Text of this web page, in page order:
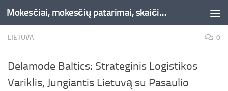
Skip to content Mokesčiai, mokesčių patarimai, skaičiuoklės, straipsniai -Liepaja.lt
LIETUVA 0
Delamode Baltics: Strateginis Logistikos
Variklis, Jungiantis Lietuvą su Pasaulio